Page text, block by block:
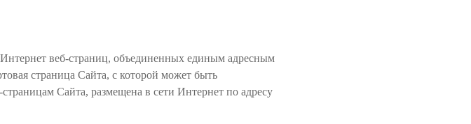
веб-страниц, объединенных единым адресным
страница Сайта, с которой может быть
Сайта, размещена в сети Интернет по адресу